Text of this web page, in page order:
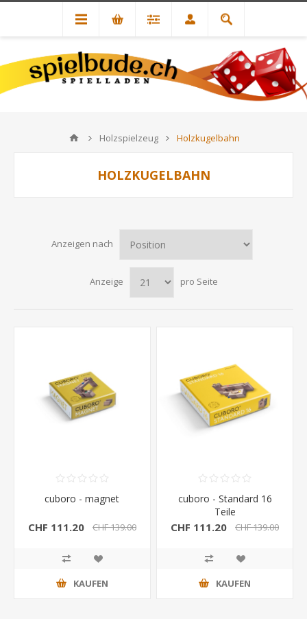
Holzspielzeug Holzkugelbahn
HOLZKUGELBAHN
Anzeigen nach
Anzeige pro Seite
cuboro - magnet
CHF 111.20 CHF 139.00
KAUFEN
cuboro - Standard 16
Teile
CHF 111.20 CHF 139.00
KAUFEN